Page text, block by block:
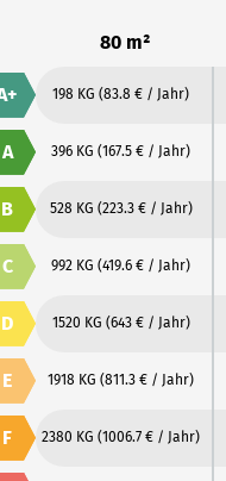
80 m²
198 KG (83.8 € / Jahr)
A 396 KG (167.5 € / Jahr)
B 528 KG (223.3 € / Jahr)
C 992 KG (419.6 € / Jahr)
D 1520 KG (643 € / Jahr)
E 1918 KG (811.3 € / Jahr)
F 2380 KG (1006.7 € / Jahr)